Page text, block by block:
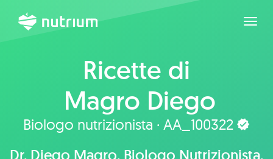
Ricette di
Magro Diego
Gerardo
Biologo nutrizionista · AA_100322
Dr. Diego Magro, Biologo Nutrizionista,